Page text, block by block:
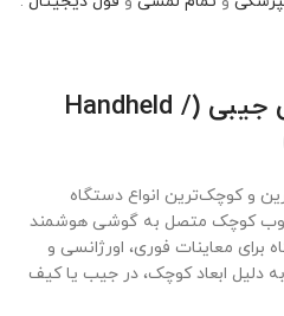
جیبی (Handheld /
و کوچک‌ترین انواع دستگاه
کوچک متصل به گوشی هوشمند
برای معاینات فوری، اورژانسی و
دلیل ابعاد کوچک، در جیب یا کیف